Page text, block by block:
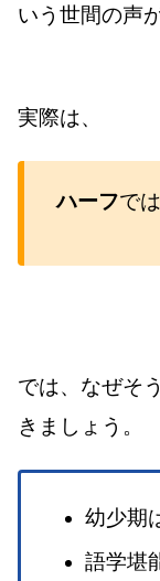
いう世間の声
実際は、
ハーフで
では、なぜそ
きましょう。
幼少期
語学堪